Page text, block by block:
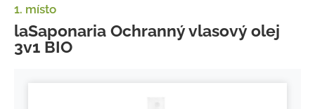
1. místo
laSaponaria Ochranný vlasový olej
3v1 BIO